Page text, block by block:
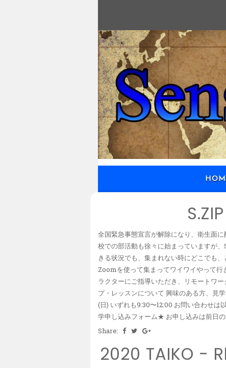
全国緊急事態宣言が解除になり、衛生面
校での部活動も徐々に始まっていますが
きる状況でも、集まれない時にどこでも
Zoomを使って集まってワイワイやって行
ラクターにご指導いただき、リモートワ
プ・レッスンについて 興味のある方、見
(日) いずれも9:30〜12:00 お問い合わせ
学申し込みフォーム★ お申し込みは前日の
Share:
2020 TAIKO -